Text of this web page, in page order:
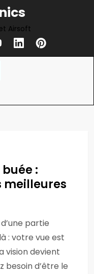
Airsoft
:
meilleures
partie
: votre vue est
vision devient
besoin d’être le